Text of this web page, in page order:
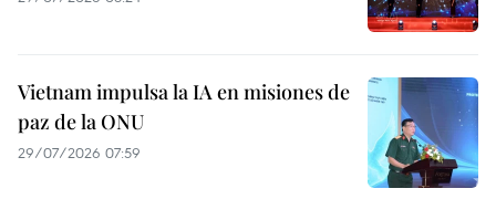
Vietnam impulsa la IA en misiones de
paz de la ONU
29/07/2026 07:59